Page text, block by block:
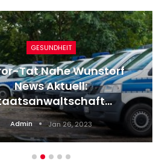
SPORT
EM-Aus Für Deutsche
Basketballerinnen: Der
Medaillentraum…
Admin Jun 25, 2025